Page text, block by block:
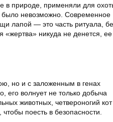
в природе, применяли для
было невозможно. Современное
лапой — это часть ритуала,
«жертва» никуда не денется, ее
но и с заложенным в генах
его волнует не только добыча
животных, четвероногий кот
поесть в безопасности.